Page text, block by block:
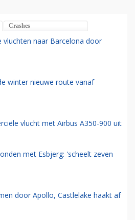
Crashes
vluchten naar Barcelona door
winter nieuwe route vanaf
vlucht met Airbus A350-900 uit
met Esbjerg: 'scheelt zeven
door Apollo, Castlelake haakt af